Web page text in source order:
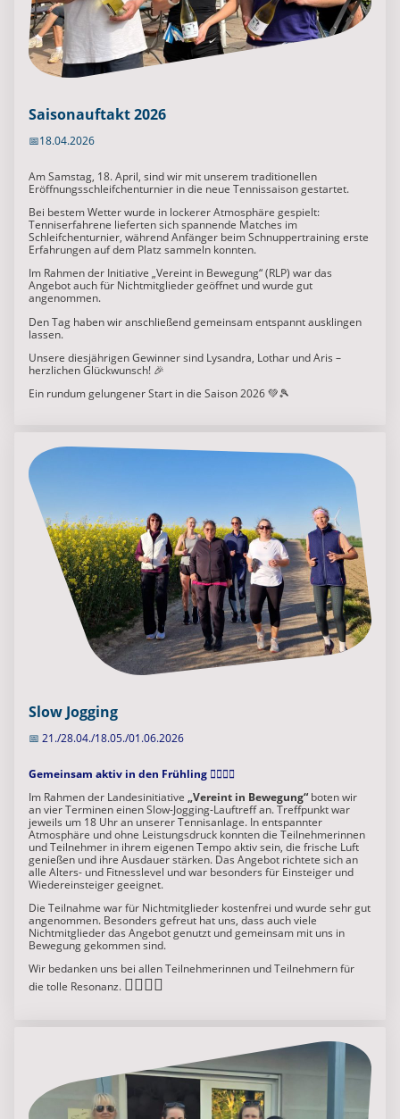
Saisonauftakt 2026
📅18.04.2026
Am Samstag, 18. April, sind wir mit unserem traditionellen
Eröffnungsschleifchenturnier in die neue Tennissaison gestartet.
Bei bestem Wetter wurde in lockerer Atmosphäre gespielt:
Tenniserfahrene lieferten sich spannende Matches im
Schleifchenturnier, während Anfänger beim Schnuppertraining erste
Erfahrungen auf dem Platz sammeln konnten.
Im Rahmen der Initiative „Vereint in Bewegung“ (RLP) war das
Angebot auch für Nichtmitglieder geöffnet und wurde gut
angenommen.
Den Tag haben wir anschließend gemeinsam entspannt ausklingen
lassen.
Unsere diesjährigen Gewinner sind Lysandra, Lothar und Aris –
herzlichen Glückwunsch! 🎉
Ein rundum gelungener Start in die Saison 2026💚🎾
Slow Jogging
📅 21./28.04./18.05./01.06.2026
Gemeinsam aktiv in den Frühling 🏃‍♀️🏃‍♂️
Im Rahmen der Landesinitiative „Vereint in Bewegung“ boten wir
an vier Terminen einen Slow-Jogging-Lauftreff an. Treffpunkt war
jeweils um 18 Uhr an unserer Tennisanlage. In entspannter
Atmosphäre und ohne Leistungsdruck konnten die Teilnehmerinnen
und Teilnehmer in ihrem eigenen Tempo aktiv sein, die frische Luft
genießen und ihre Ausdauer stärken. Das Angebot richtete sich an
alle Alters- und Fitnesslevel und war besonders für Einsteiger und
Wiedereinsteiger geeignet.
Die Teilnahme war für Nichtmitglieder kostenfrei und wurde sehr gut
angenommen. Besonders gefreut hat uns, dass auch viele
Nichtmitglieder das Angebot genutzt und gemeinsam mit uns in
Bewegung gekommen sind.
Wir bedanken uns bei allen Teilnehmerinnen und Teilnehmern für
die tolle Resonanz. 🏃‍♀️🏃‍♂️